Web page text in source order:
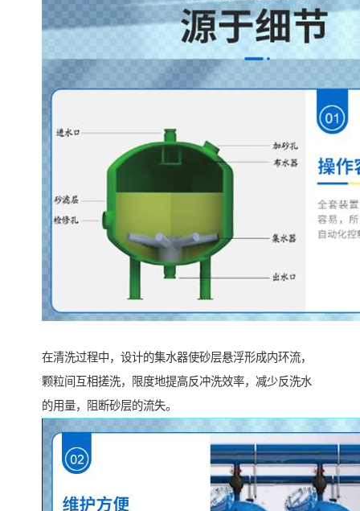
在清洗过程中，设计的集水器使砂层悬浮形成内环流，
颗粒间互相搓洗，限度地提高反冲洗效率，减少反洗水
的用量，阻断砂层的流失。